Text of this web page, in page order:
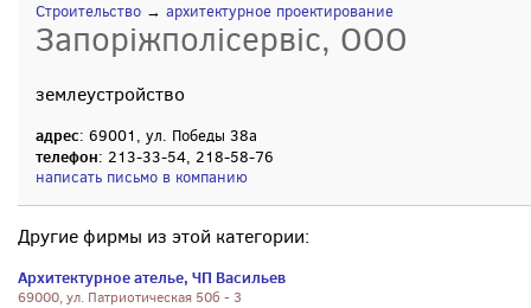
Строительство → архитектурное проектирование
Запоріжполісервіс, ООО
землеустройство
адрес: 69001, ул. Победы 38а
телефон: 213-33-54, 218-58-76
написать письмо в компанию
Другие фирмы из этой категории:
Архитектурное ателье, ЧП Васильев
69000, ул. Патриотическая 50б - 3